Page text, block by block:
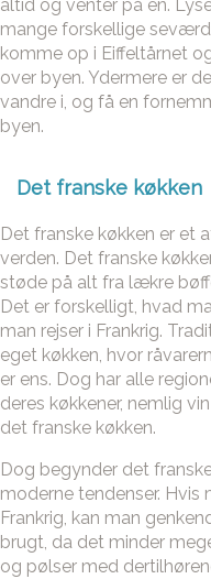
altid og venter på en.
mange forskellige
komme op i Eiffeltårnet
over byen. Ydermere er
vandre i, og få en
byen.
Det franske køkken
Det franske køkken er et
verden. Det franske
støde på alt fra lækre
Det er forskelligt, hvad
man rejser i Frankrig.
eget køkken, hvor
er ens. Dog har alle
deres køkkener, nemlig
det franske køkken.
Dog begynder det
moderne tendenser. Hvis
Frankrig, kan man
brugt, da det minder
og pølser med